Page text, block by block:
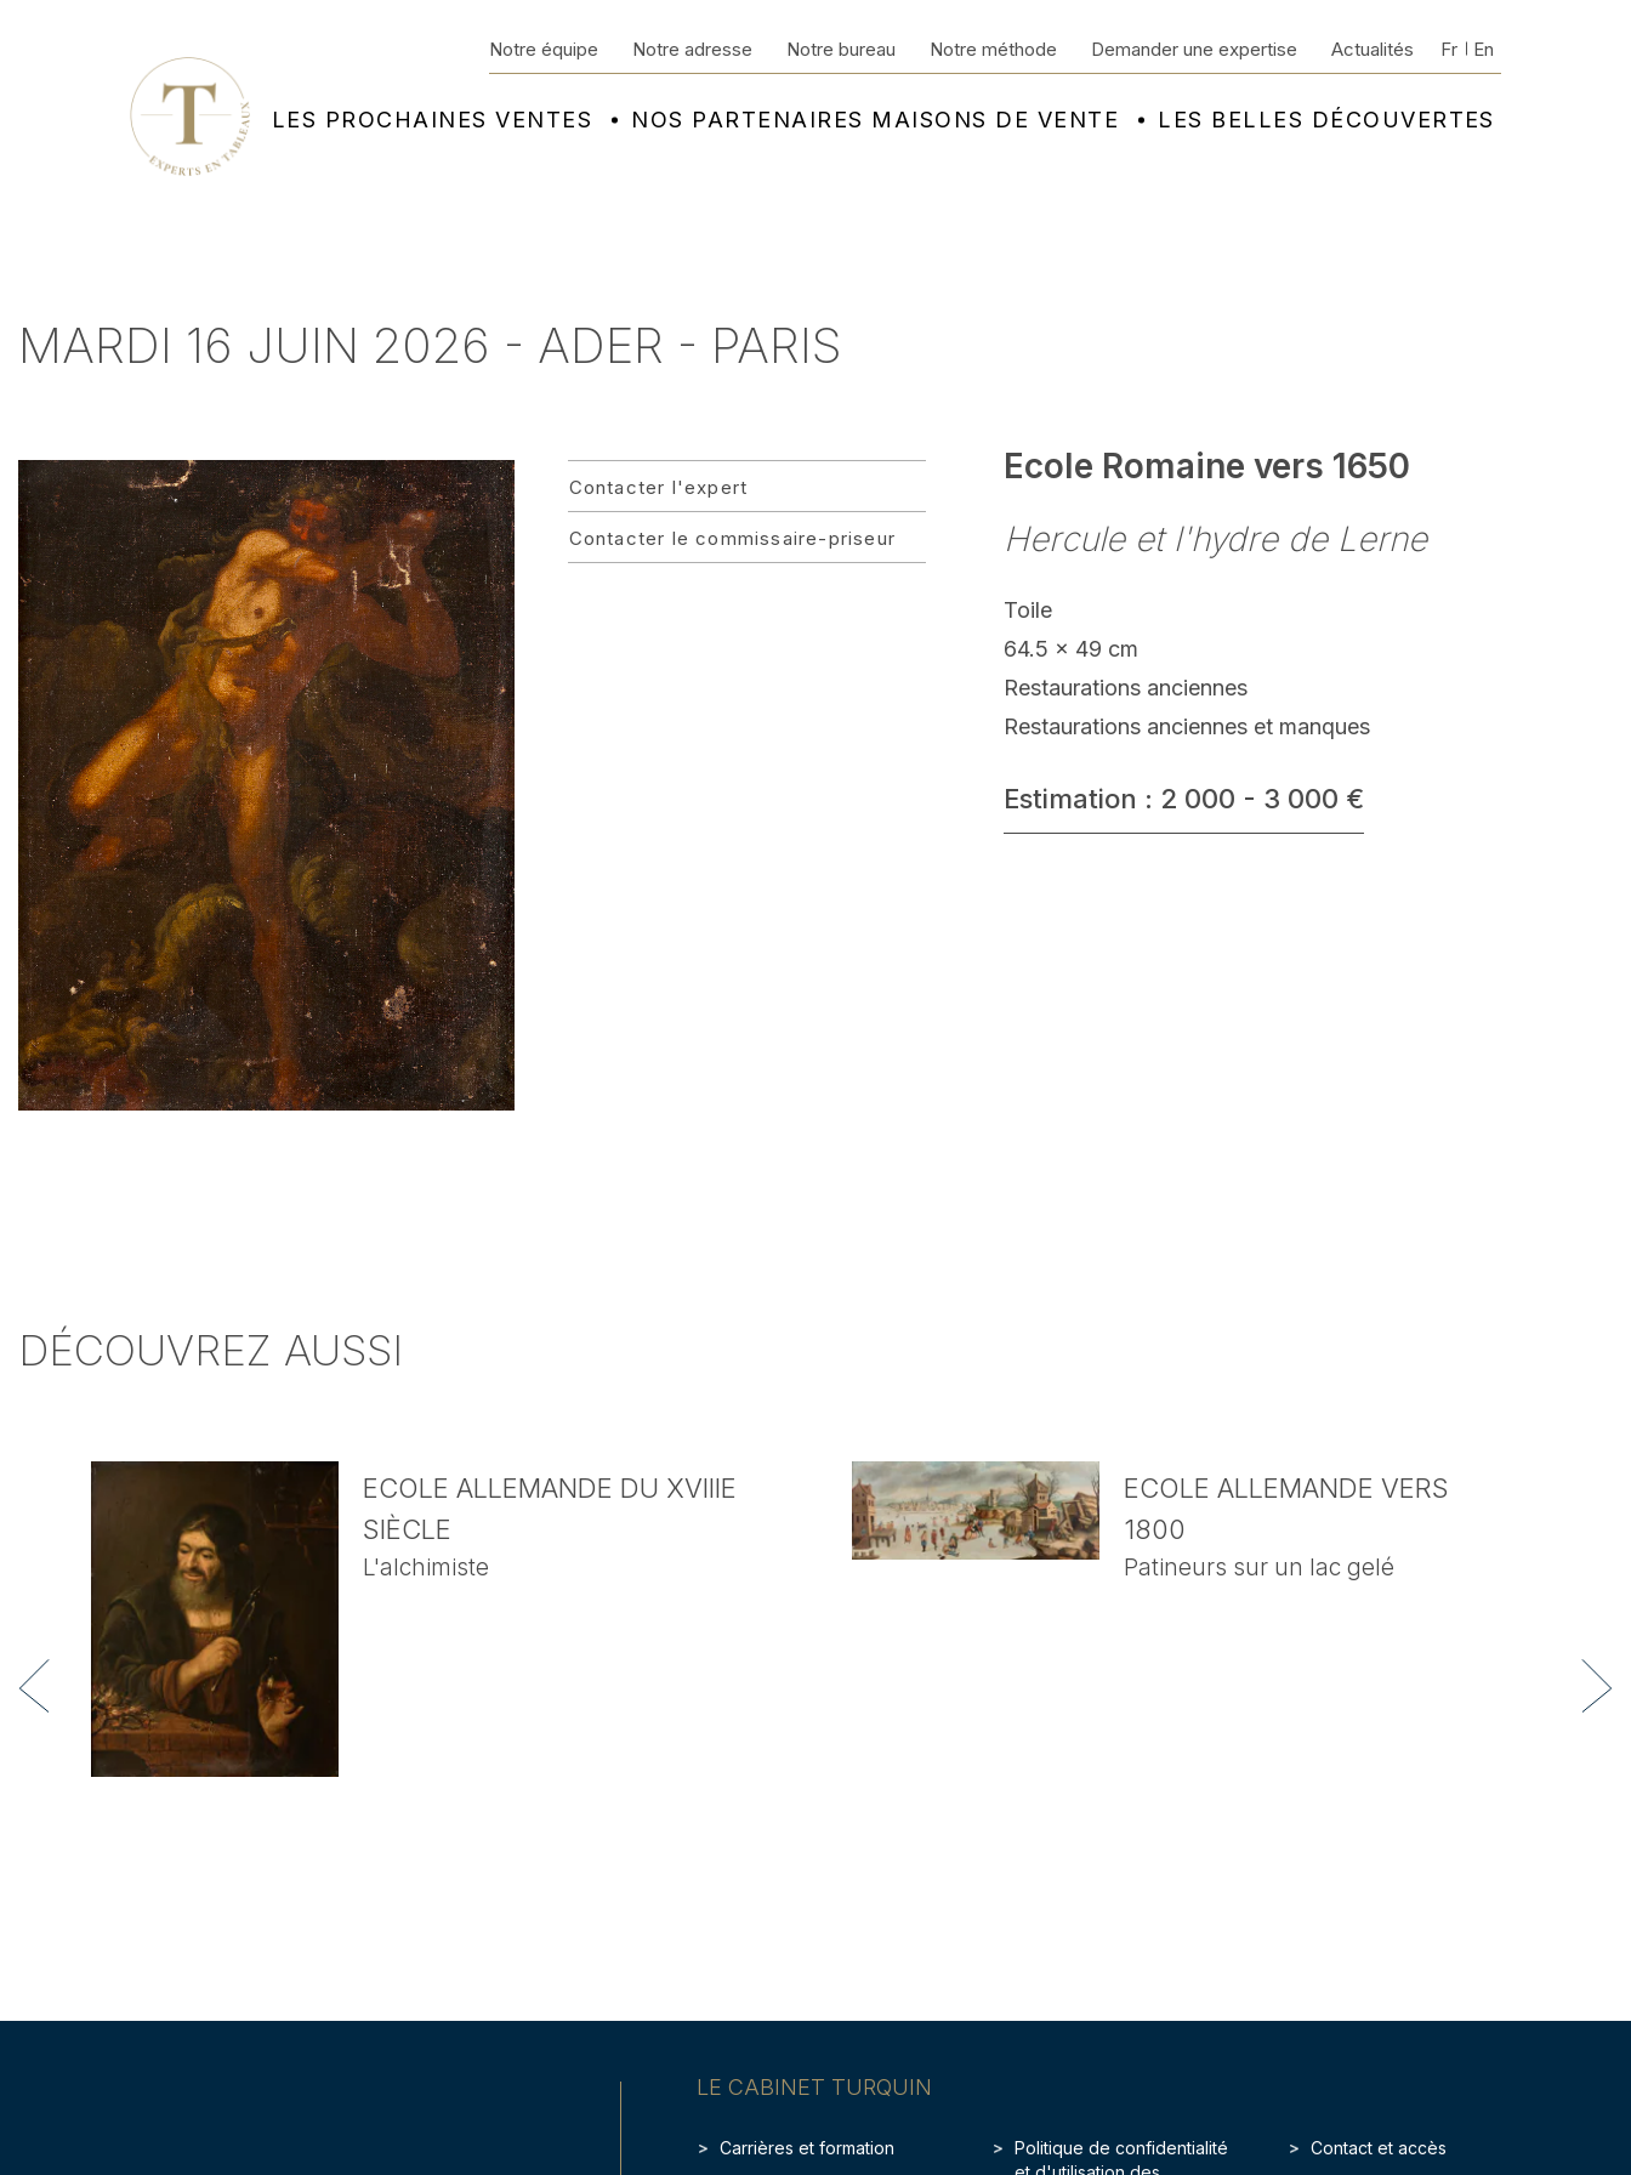
LES PROCHAINES VENTES NOS PARTENAIRES MAISONS DE VENTE LES BELLES DÉCOUVERTES
Notre équipe Notre adresse Notre bureau Notre méthode Demander une expertise Actualités Fr En
MARDI 16 JUIN 2026 - ADER - PARIS
Contacter l'expert
Contacter le commissaire-priseur
Ecole Romaine vers 1650
Hercule et l'hydre de Lerne
Toile
64.5 x 49 cm
Restaurations anciennes
Restaurations anciennes et manques
Estimation : 2 000 - 3 000 €
DÉCOUVREZ AUSSI
ECOLE ALLEMANDE DU XVIIIE
SIÈCLE
L'alchimiste
ECOLE ALLEMANDE VERS
1800
Patineurs sur un lac gelé
LE CABINET TURQUIN
Carrières et formation
Politique de confidentialité
Contact et accès